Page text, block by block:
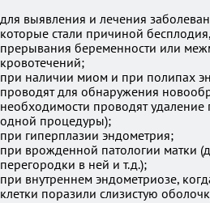
для выявления и лечения
которые стали причиной
прерывания беременности или
кровотечений;
при наличии миом и при полипах
проводят для обнаружения
необходимости проводят удаление
одной процедуры);
при гиперплазии эндометрия;
при врожденной патологии матки
перегородки в ней и т.д.);
при внутреннем эндометриозе,
клетки поразили слизистую